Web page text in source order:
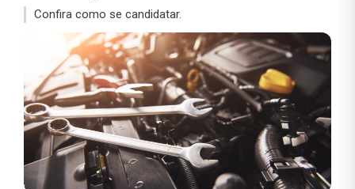
Confira como se candidatar.